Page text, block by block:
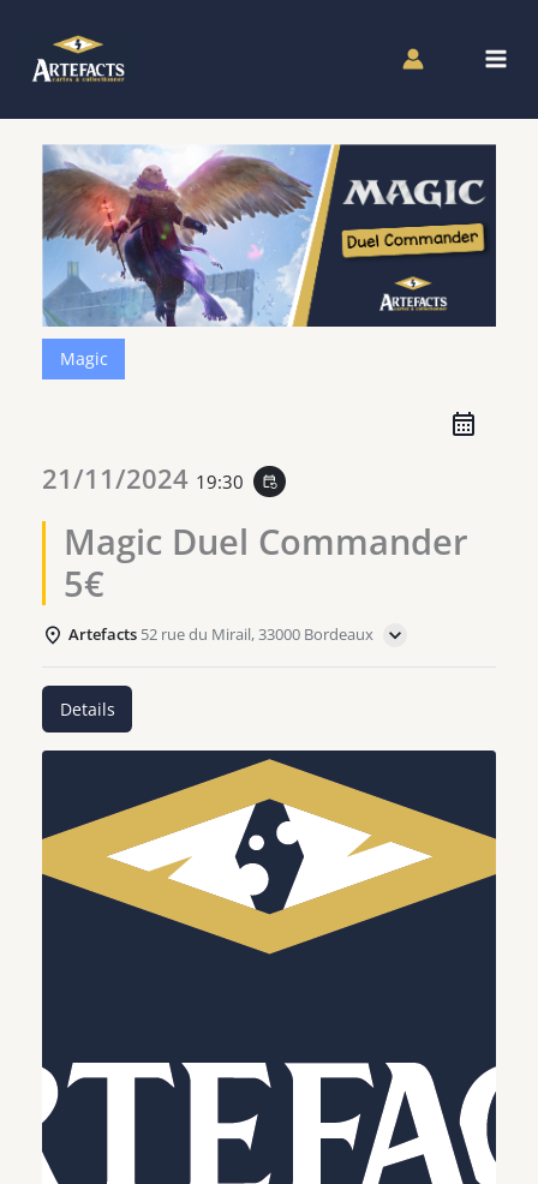
contenu
Magic
21/11/2024 19:30 event_repeat
Magic Duel Commander
5€
Artefacts 52 rue du Mirail, 33000 Bordeaux
Details